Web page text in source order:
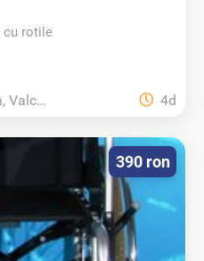
cu rotile
4d
390 ron